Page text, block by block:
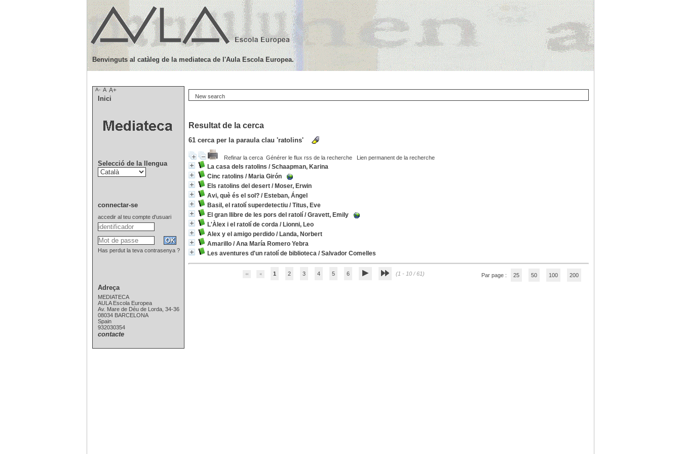
New search
Resultat de la cerca
61 cerca per la paraula clau 'ratolins'
Refinar la cerca Générer le flux rss de la recherche Lien permanent de la recherche
La casa dels ratolins /Schaapman, Karina
Cinc ratolins / Maria Girón
Els ratolins del desert / Moser, Erwin
Avi, què és el sol? / Esteban, Ángel
Basil, el ratolí superdetectiu /Titus, Eve
El gran llibre de les pors del ratolí /Gravett, Emily
L'Àlex i el ratolí de corda / Lionni, Leo
Alex y el amigo perdido / Landa, Norbert
Amarillo /Ana María Romero Yebra
Les aventures d'un ratolí de biblioteca /Salvador Comelles
1 2 3 4 5 6 (1 - 10 / 61) Par page : 25 50 100 200
Benvinguts al catàleg de la mediateca de l'Aula Escola Europea.
A- A A+
Inici
Selecció de la llengua
connectar-se
accedir al teu compte d'usuari
Has perdut la teva contrasenya ?
Adreça
MEDIATECA
AULA Escola Europea
Av. Mare de Déu de Lorda, 34-36
08034 BARCELONA
Spain
932030354
contacte